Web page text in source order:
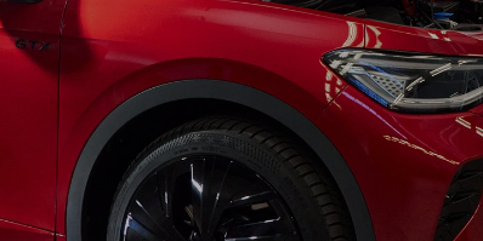
Akcesoria
Części zamienne
Konfigurator jazdy próbnej
Volkswagen samochody dostawcze